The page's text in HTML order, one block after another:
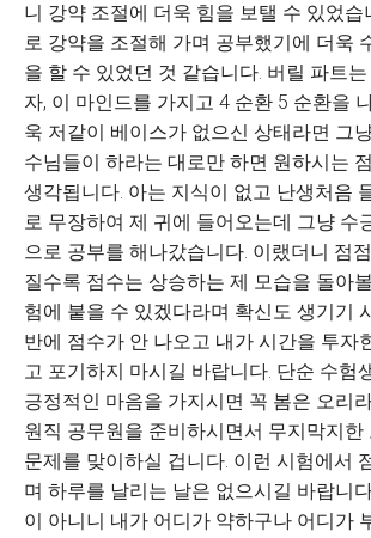
니 강약 조절에 더욱 힘을 보탤 수 있었습
로 강약을 조절해 가며 공부했기에 더욱
을 할 수 있었던 것 같습니다. 버릴 파트
자, 이 마인드를 가지고 4 순환 5 순환을
욱 저같이 베이스가 없으신 상태라면 그
수님들이 하라는 대로만 하면 원하시는
생각됩니다. 아는 지식이 없고 난생처음
로 무장하여 제 귀에 들어오는데 그냥 수
으로 공부를 해나갔습니다. 이랬더니 점
질수록 점수는 상승하는 제 모습을 돌아
험에 붙을 수 있겠다라며 확신도 생기기
반에 점수가 안 나오고 내가 시간을 투자
고 포기하지 마시길 바랍니다. 단순 수험
긍정적인 마음을 가지시면 꼭 봄은 오리
원직 공무원을 준비하시면서 무지막지한
문제를 맞이하실 겁니다. 이런 시험에서
며 하루를 날리는 날은 없으시길 바랍니
이 아니니 내가 어디가 약하구나 어디가